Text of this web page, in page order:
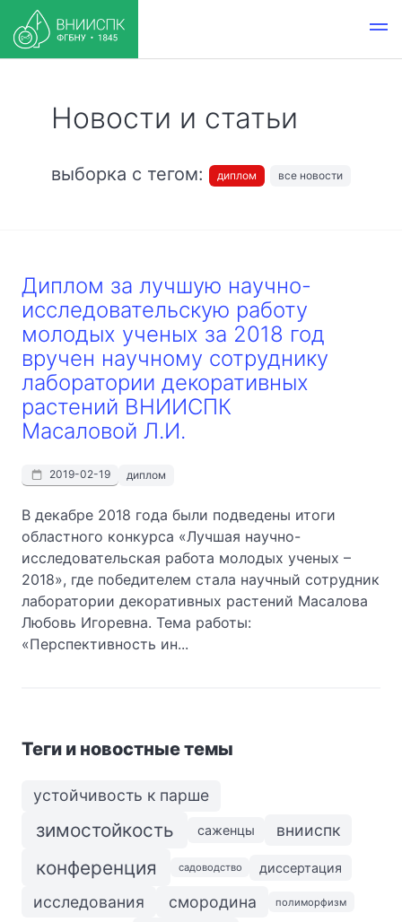
Новости и статьи
выборка с тегом: диплом все новости
Диплом за лучшую научно-
исследовательскую работу
молодых ученых за 2018 год
вручен научному сотруднику
лаборатории декоративных
растений ВНИИСПК
Масаловой Л.И.
2019-02-19 диплом
В декабре 2018 года были подведены итоги
областного конкурса «Лучшая научно-
исследовательская работа молодых ученых –
2018», где победителем стала научный сотрудник
лаборатории декоративных растений Масалова
Любовь Игоревна. Тема работы:
«Перспективность ин...
Теги и новостные темы
устойчивость к парше
зимостойкость саженцы внииспк
конференция садоводство диссертация
исследования смородина полиморфизм